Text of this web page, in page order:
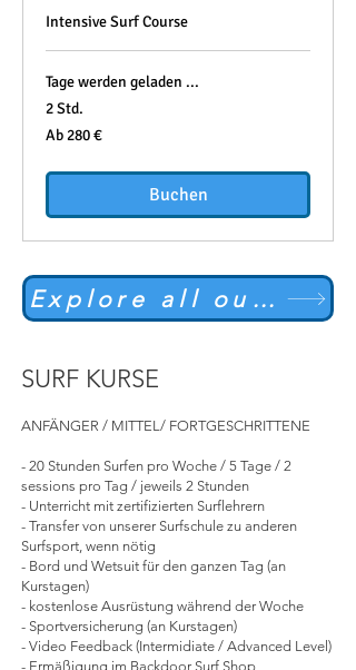
Intensive Surf Course
Tage werden geladen ...
2 Std.
Ab
280
Ab 280 €
Buchen
Explore all our Surf Lessons options
SURF KURSE
ANFÄNGER / MITTEL/ FORTGESCHRITTENE
- 20 Stunden Surfen pro Woche / 5 Tage / 2
sessions pro Tag / jeweils 2 Stunden
- Unterricht mit zertifizierten Surflehrern
- Transfer von unserer Surfschule zu anderen
Surfsport, wenn nötig
- Bord und Wetsuit für den ganzen Tag (an
Kurstagen)
- kostenlose Ausrüstung während der Woche
- Sportversicherung (an Kurstagen)
- Video Feedback (Intermidiate / Advanced Level)
- Ermäßigung im Backdoor Surf Shop